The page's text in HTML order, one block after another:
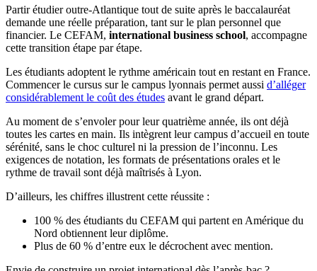
Partir étudier outre-Atlantique tout de suite après le baccalauréat
demande une réelle préparation, tant sur le plan personnel que
financier. Le CEFAM, international business school, accompagne
cette transition étape par étape.
Les étudiants adoptent le rythme américain tout en restant en France.
Commencer le cursus sur le campus lyonnais permet aussi d’alléger
considérablement le coût des études avant le grand départ.
Au moment de s’envoler pour leur quatrième année, ils ont déjà
toutes les cartes en main. Ils intègrent leur campus d’accueil en toute
sérénité, sans le choc culturel ni la pression de l’inconnu. Les
exigences de notation, les formats de présentations orales et le
rythme de travail sont déjà maîtrisés à Lyon.
D’ailleurs, les chiffres illustrent cette réussite :
100 % des étudiants du CEFAM qui partent en Amérique du
Nord obtiennent leur diplôme.
Plus de 60 % d’entre eux le décrochent avec mention.